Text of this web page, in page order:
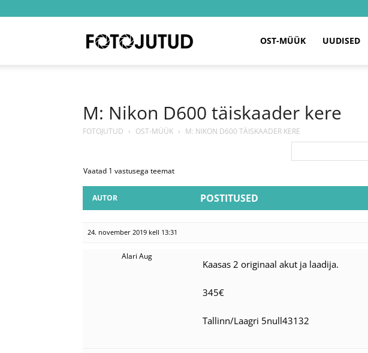
OST-MÜÜK UUDISED
M: Nikon D600 täiskaader kere
FOTOJUTUD › OST-MÜÜK › M: NIKON D600 TÄISKAADER KERE
Vaatad 1 vastusega teemat
AUTOR POSTITUSED
24. november 2019 kell 13:31
Alari Aug
Kaasas 2 originaal akut ja laadija.
345€
Tallinn/Laagri 5null43132